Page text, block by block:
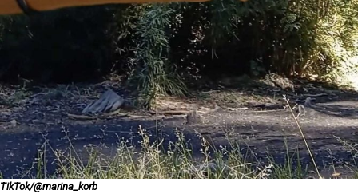
TikTok/@marina_korb